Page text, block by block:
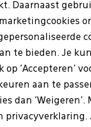
Daarnaast
te bieden. Je
op 'Accepteren'
aan te
dan 'Weigeren'.